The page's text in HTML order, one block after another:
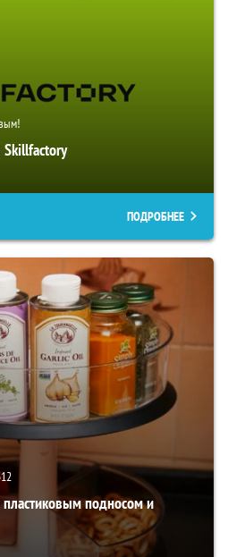
ПОДРОБНЕЕ
подносом и